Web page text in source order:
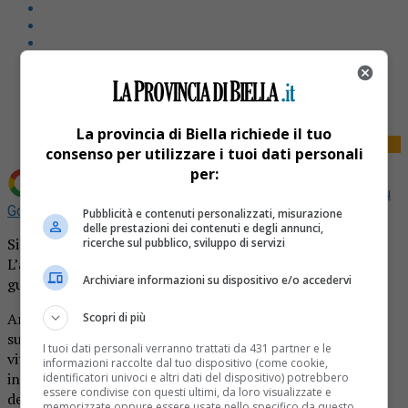
Fonte preferita su
Google
Si fingono carabinieri e derubano una donna di 86 anni.
L’anziana era stata indotta a credere che la figlia fosse nei
guai.
Ancora una truffa ai danni di una persona anziana. E’
successo a Valdilana dove una donna di 86 anni è caduta
vittima di un raggiro messo in atto da almeno due (o più)
individui che si sono spacciati per appartenenti alle forze
dell’ordine.
La provincia di Biella richiede il tuo
consenso per utilizzare i tuoi dati personali
per:
Pubblicità e contenuti personalizzati, misurazione
delle prestazioni dei contenuti e degli annunci,
ricerche sul pubblico, sviluppo di servizi
Archiviare informazioni su dispositivo e/o accedervi
Scopri di più
I tuoi dati personali verranno trattati da 431 partner e le
informazioni raccolte dal tuo dispositivo (come cookie,
identificatori univoci e altri dati del dispositivo) potrebbero
essere condivise con questi ultimi, da loro visualizzate e